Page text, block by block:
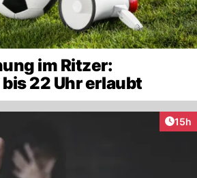
im Ritzer:
22 Uhr erlaubt
15h